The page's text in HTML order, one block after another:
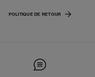
POLITIQUE DE RETOUR